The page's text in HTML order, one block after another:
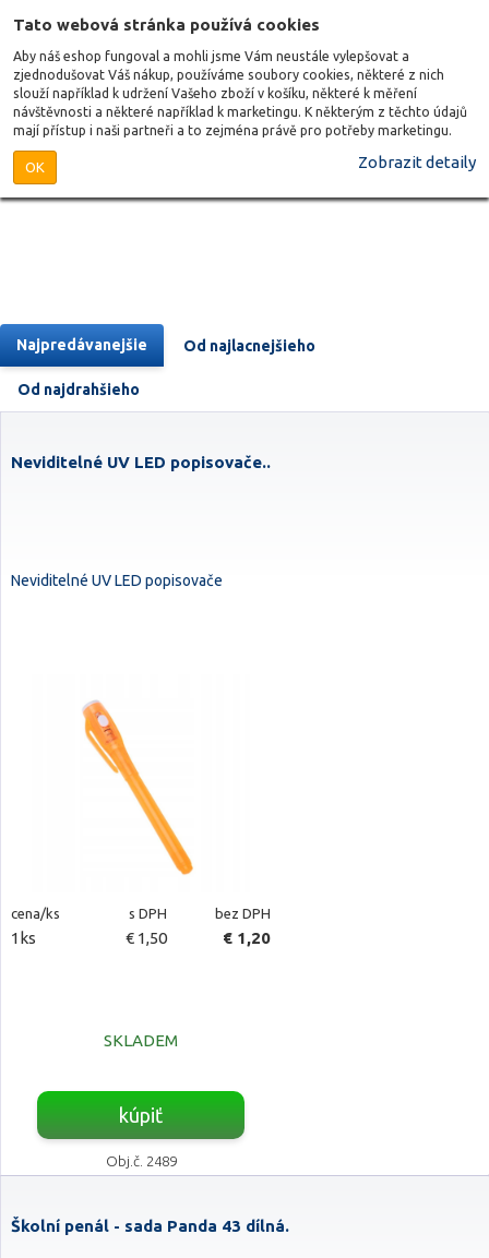
Tato webová stránka používá cookies
Aby náš eshop fungoval a mohli jsme Vám neustále vylepšovat a
zjednodušovat Váš nákup, používáme soubory cookies, některé z nich
slouží například k udržení Vašeho zboží v košíku, některé k měření
návštěvnosti a některé například k marketingu. K některým z těchto údajů
mají přístup i naši partneři a to zejména právě pro potřeby marketingu.
OK Zobrazit detaily
Najpredávanejšie Od najlacnejšieho
Od najdrahšieho
Neviditelné UV LED popisovače..
Neviditelné UV LED popisovače
cena/ks s DPH bez DPH
1ks € 1,50 € 1,20
SKLADEM
kúpiť
Obj.č. 2489
Školní penál - sada Panda 43 dílná.